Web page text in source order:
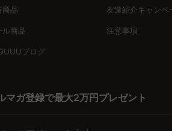
商品
ル商品
ブログ
友達紹介キャンペ
注意事項
マガ登録で最大2万円プレゼント